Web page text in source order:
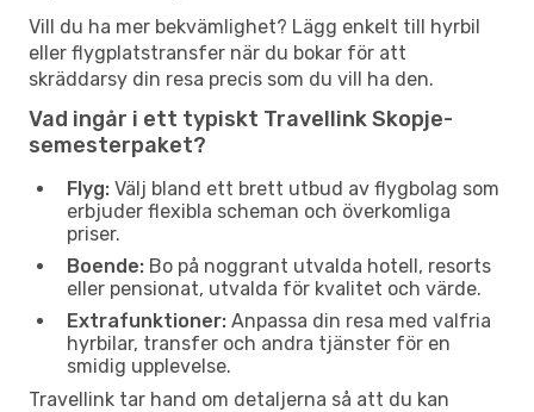
Vill du ha mer bekvämlighet? Lägg enkelt till hyrbil
eller flygplatstransfer när du bokar för att
skräddarsy din resa precis som du vill ha den.
Vad ingår i ett typiskt Travellink Skopje-
semesterpaket?
Flyg: Välj bland ett brett utbud av flygbolag som
erbjuder flexibla scheman och överkomliga
priser.
Boende: Bo på noggrant utvalda hotell, resorts
eller pensionat, utvalda för kvalitet och värde.
Extrafunktioner: Anpassa din resa med valfria
hyrbilar, transfer och andra tjänster för en
smidig upplevelse.
Travellink tar hand om detaljerna så att du kan